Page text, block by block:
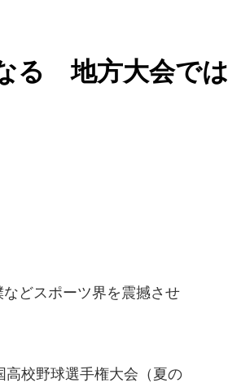
る 地方大会では
どスポーツ界を震撼させ
校野球選手権大会（夏の